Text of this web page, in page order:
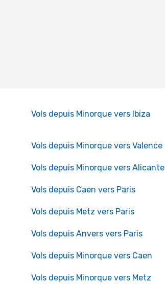
Vols depuis Minorque vers Ibiza
Vols depuis Minorque vers Valence
Vols depuis Minorque vers Alicante
Vols depuis Caen vers Paris
Vols depuis Metz vers Paris
Vols depuis Anvers vers Paris
Vols depuis Minorque vers Caen
Vols depuis Minorque vers Metz